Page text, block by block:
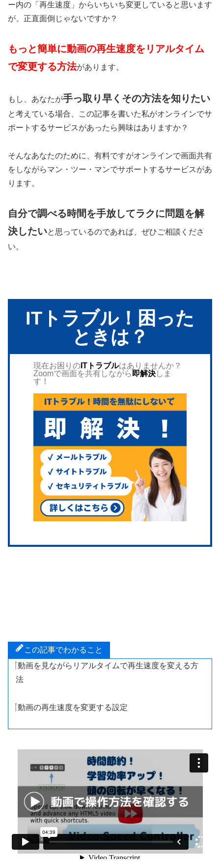
ー内の「再生速度」からいちいち変更していると思います
が、正直面倒じゃないですか？
もっと簡単に動画の再生速度をリアルタイム
で変更する方法があります。
もし、あなたが手っ取り早くその方法を知りたい
と考えている場合、この記事を書いた私がオンラインでサ
ポートするサービスがあったら興味はありますか？
そんなあなたのために、有料ですがオンラインで画面共有
をしながらマン・ツー・マンでサポートするサービスがあ
ります。
自分で調べる時間を手放してラクに問題を解
決したいと思っているのであれば、ぜひご相談くださ
い。
ITトラブル！困った
ときは？
現在お困りの ITトラブルはありませんか？
Zoomで画面を共有しながら 即解決しま
す！
この記事でわかること
動画を見ながらリアルタイムで再生速度を変える方
法
動画の再生速度を変更する設定